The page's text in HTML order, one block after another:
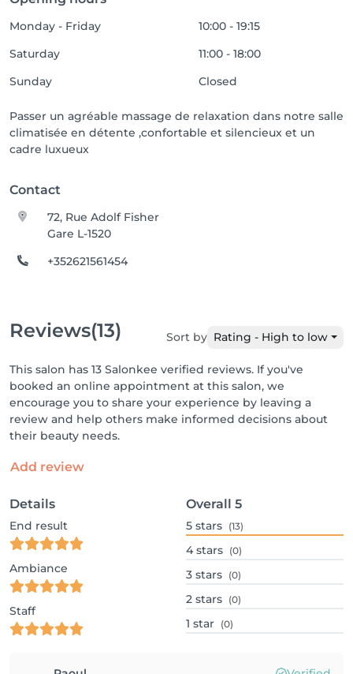
Monday - Friday
10:00 - 19:15
Saturday
11:00 - 18:00
Sunday
Closed
Passer un agréable massage de relaxation dans notre salle
climatisée en détente ,confortable et silencieux et un
cadre luxueux
Contact
72, Rue Adolf Fisher
Gare L-1520
+352621561454
Reviews(13) Sort by Rating - High to low
This salon has 13 Salonkee verified reviews. If you've
booked an online appointment at this salon, we
encourage you to share your experience by leaving a
review and help others make informed decisions about
their beauty needs.
Add review
Details
End result
Ambiance
Staff
Overall 5
5 stars (13)
4 stars (0)
3 stars (0)
2 stars (0)
1 star (0)